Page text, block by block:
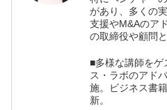
があり、多くの
支援やM&Aのア
の取締役や顧問
■多様な講師をゲ
ス・ラボのアド
施。ビジネス書
新。